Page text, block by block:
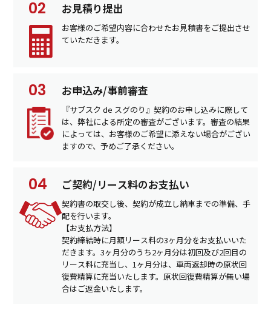
お見積り提出
お客様のご希望内容に合わせたお見積書をご提出させ
ていただきます。
お申込み/事前審査
『サブスク de スグのり』契約のお申し込みに際して
は、弊社による所定の審査がございます。審査の結果
によっては、お客様のご希望に添えない場合がござい
ますので、予めご了承ください。
ご契約/リース料のお支払い
契約書の取交し後、契約が成立し納車までの準備、手
配を行います。
【お支払方法】
契約締結時に月額リース料の3ヶ月分をお支払いいた
だきます。3ヶ月分のうち2ヶ月分は初回及び2回目の
リース料に充当し、1ヶ月分は、車両返却時の原状回
復費精算に充当いたします。原状回復費精算が無い場
合はご返金いたします。